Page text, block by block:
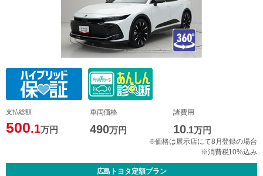
支払総額
500.1万円
車両価格
490万円
諸費用
10.1万円
※価格は展示店にて8月登録の場合
※消費税10%込み
広島トヨタ定額プラン